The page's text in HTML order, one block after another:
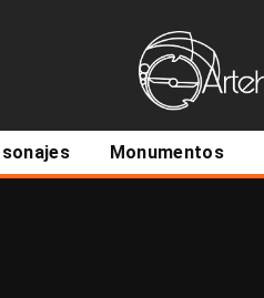
Monumentos